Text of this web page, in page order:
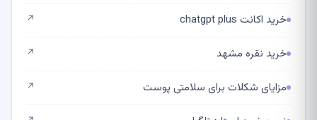
خرید اکانت chatgpt plus ↗
خرید نقره مشهد ↗
مزایای شکلات برای سلامتی پوست ↗